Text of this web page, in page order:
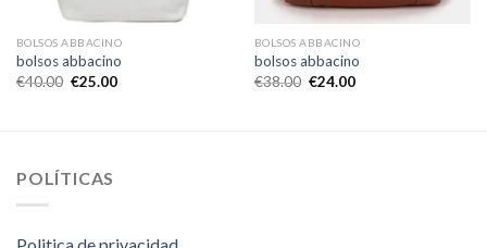
BOLSOS ABBACINO
bolsos abbacino
€40.00 €25.00
BOLSOS ABBACINO
bolsos abbacino
€38.00 €24.00
POLÍTICAS